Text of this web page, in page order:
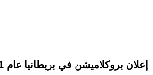
إعلان بروكلاميشن في بريطانيا عام 1611